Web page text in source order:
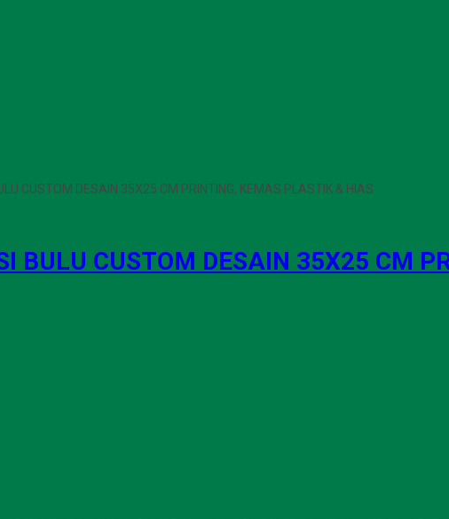
CUSTOM DESAIN 35X25 CM PRINTING, KEMAS PLASTIK & HIAS
BULU CUSTOM DESAIN 35X25 CM